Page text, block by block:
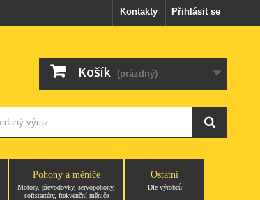
Přihlásit se
Kontakty
Košík (prázdný)
Pohony a měniče
Motory, převodovky, servopohony,
softstartéry, frekvenční měniče
Ostatní
Dle výrobců